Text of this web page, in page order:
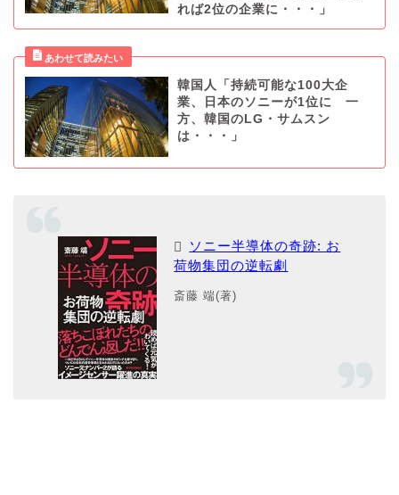
れば2位の企業に・・・」
韓国人「持続可能な100大企
業、日本のソニーが1位に 一
方、韓国のLG・サムスン
は・・・」
ソニー半導体の奇跡: お
荷物集団の逆転劇
斎藤 端(著)